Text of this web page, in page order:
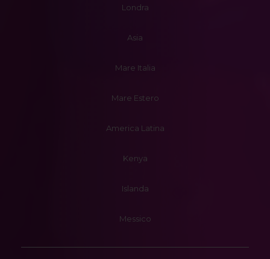
Londra
Asia
Mare Italia
Mare Estero
America Latina
Kenya
Islanda
Messico